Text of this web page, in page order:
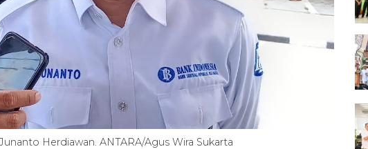
Herdiawan. ANTARA/Agus Wira Sukarta